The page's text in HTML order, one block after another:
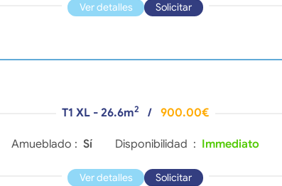
Ver detalles Solicitar
T1 XL - 26.6m2 / 900.00€
Amueblado : Sí Disponibilidad : Immediato
Ver detalles Solicitar